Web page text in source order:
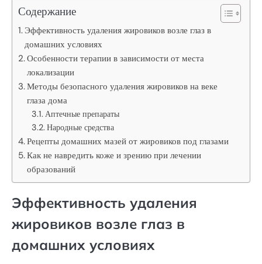
Содержание
Эффективность удаления жировиков возле глаз в
домашних условиях
Особенности терапии в зависимости от места
локализации
Методы безопасного удаления жировиков на веке
глаза дома
Аптечные препараты
Народные средства
Рецепты домашних мазей от жировиков под глазами
Как не навредить коже и зрению при лечении
образований
Эффективность удаления
жировиков возле глаз в
домашних условиях